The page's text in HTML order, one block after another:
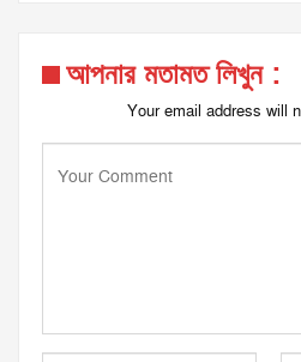
আপনার মতামত লিখুন :
Your email address will